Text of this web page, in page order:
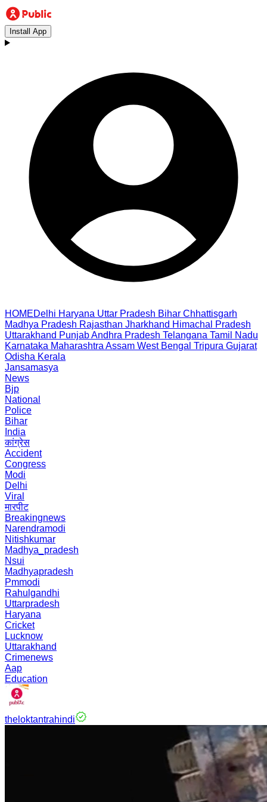
Install App
HOMEDelhi Haryana Uttar Pradesh Bihar Chhattisgarh
Madhya Pradesh Rajasthan Jharkhand Himachal Pradesh
Uttarakhand PunjabAndhra Pradesh Telangana Tamil Nadu
Karnataka Maharashtra Assam West Bengal Tripura Gujarat
Odisha Kerala
Jansamasya
News
Bjp
National
Police
Bihar
India
कांग्रेस
Accident
Congress
Modi
Delhi
Viral
मारपीट
Breakingnews
Narendramodi
Nitishkumar
Madhya_pradesh
Nsui
Madhyapradesh
Pmmodi
Rahulgandhi
Uttarpradesh
Haryana
Cricket
Lucknow
Uttarakhand
Crimenews
Aap
Education
theloktantrahindi